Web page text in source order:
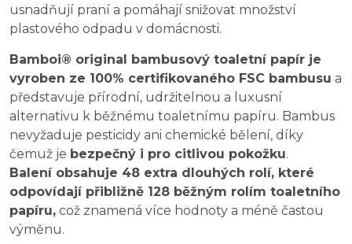
usnadňují praní a pomáhají snižovat množství
plastového odpadu v domácnosti.
Bamboi® original bambusový toaletní papír je
vyroben ze 100% certifikovaného FSC bambusu a
představuje přírodní, udržitelnou a luxusní
alternativu k běžnému toaletnímu papíru. Bambus
nevyžaduje pesticidy ani chemické bělení, díky
čemuž je bezpečný i pro citlivou pokožku.
Balení obsahuje 48 extra dlouhých rolí, které
odpovídají přibližně 128 běžným rolím toaletního
papíru, což znamená více hodnoty a méně častou
výměnu.